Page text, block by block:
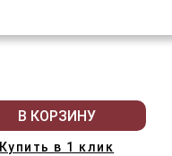
В КОРЗИНУ
Купить в 1 клик